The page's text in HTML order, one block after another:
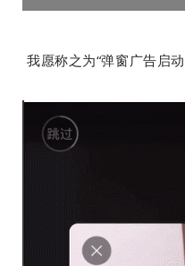
我愿称之为“弹窗广告启动